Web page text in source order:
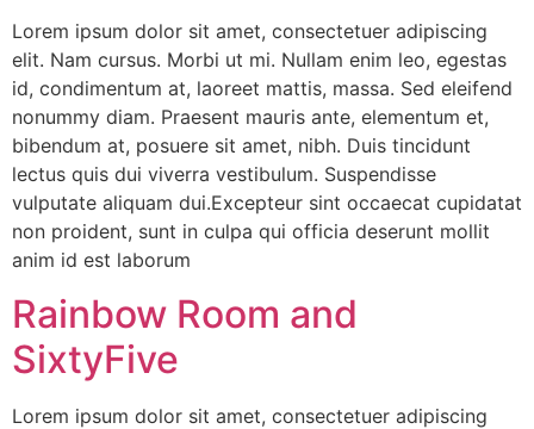
Lorem ipsum dolor sit amet, consectetuer adipiscing
elit. Nam cursus. Morbi ut mi. Nullam enim leo, egestas
id, condimentum at, laoreet mattis, massa. Sed eleifend
nonummy diam. Praesent mauris ante, elementum et,
bibendum at, posuere sit amet, nibh. Duis tincidunt
lectus quis dui viverra vestibulum. Suspendisse
vulputate aliquam dui.Excepteur sint occaecat cupidatat
non proident, sunt in culpa qui officia deserunt mollit
anim id est laborum
Rainbow Room and
SixtyFive
Lorem ipsum dolor sit amet, consectetuer adipiscing